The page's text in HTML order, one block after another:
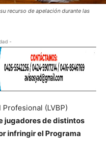
recurso de apelación durante las
-
(LVBP)
jugadores de distintos
infringir el Programa